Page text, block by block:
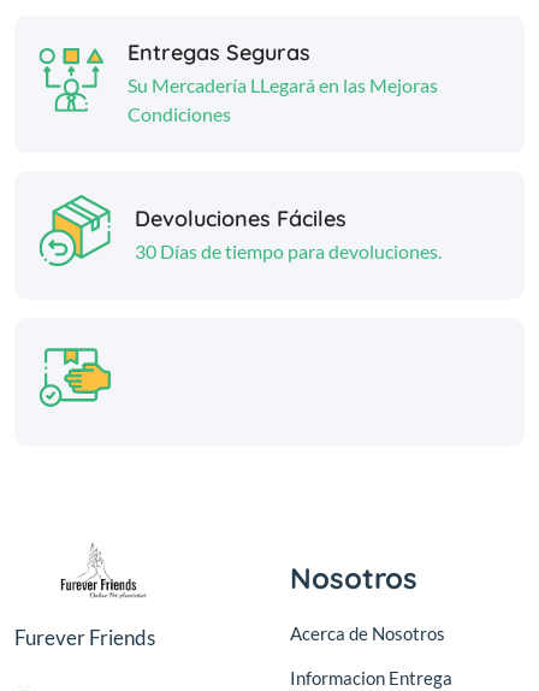
Entregas Seguras
Su Mercadería LLegará en las Mejoras
Condiciones
Devoluciones Fáciles
30 Días de tiempo para devoluciones.
Furever Friends
Nosotros
Acerca de Nosotros
Informacion Entrega